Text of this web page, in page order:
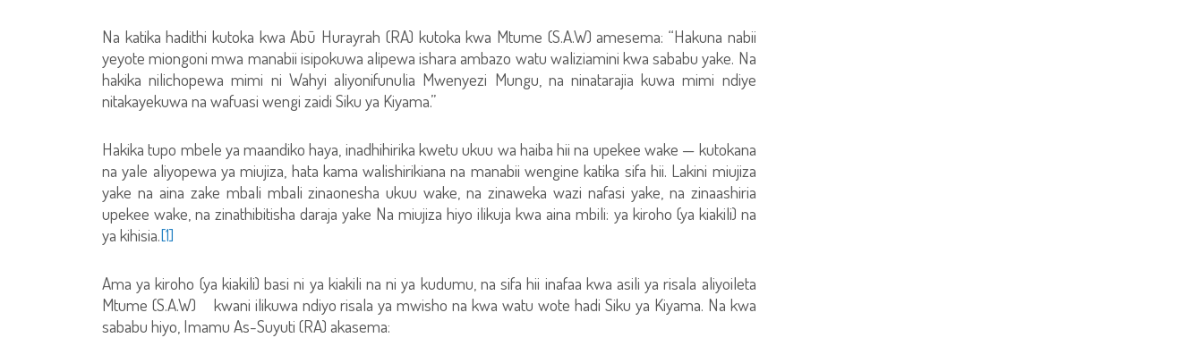
Na katika hadithi kutoka kwa Abū Hurayrah (RA) kutoka kwa Mtume (S.A.W) amesema: “Hakuna nabii
yeyote miongoni mwa manabii isipokuwa alipewa ishara ambazo watu waliziamini kwa sababu yake. Na
hakika nilichopewa mimi ni Wahyi aliyonifunulia Mwenyezi Mungu, na ninatarajia kuwa mimi ndiye
nitakayekuwa na wafuasi wengi zaidi Siku ya Kiyama.”
Hakika tupo mbele ya maandiko haya, inadhihirika kwetu ukuu wa haiba hii na upekee wake — kutokana
na yale aliyopewa ya miujiza, hata kama walishirikiana na manabii wengine katika sifa hii. Lakini miujiza
yake na aina zake mbali mbali zinaonesha ukuu wake, na zinaweka wazi nafasi yake, na zinaashiria
upekee wake, na zinathibitisha daraja yake Na miujiza hiyo ilikuja kwa aina mbili: ya kiroho (ya kiakili) na
ya kihisia.[1]
Ama ya kiroho (ya kiakili) basi ni ya kiakili na ni ya kudumu, na sifa hii inafaa kwa asili ya risala aliyoileta
Mtume (S.A.W) kwani ilikuwa ndiyo risala ya mwisho na kwa watu wote hadi Siku ya Kiyama. Na kwa
sababu hiyo, Imamu As-Suyuti (RA) akasema: